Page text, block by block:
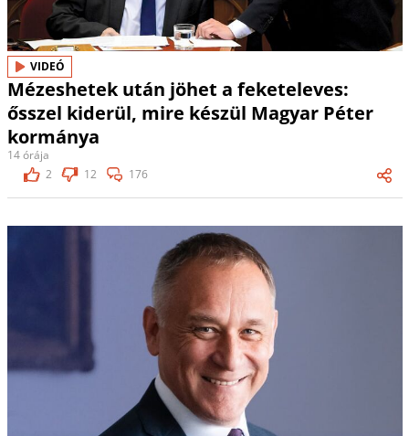
VIDEÓ
Mézeshetek után jöhet a feketeleves:
ősszel kiderül, mire készül Magyar Péter
kormánya
14 órája
2
12 176